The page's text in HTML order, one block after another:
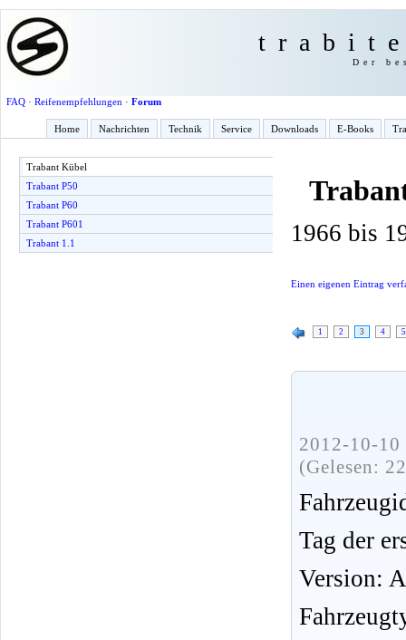
Der
FAQ· Reifenempfehlungen · Forum
Home Nachrichten Technik Service Downloads E-Books
Trabant Kübel
Trabant P50
Trabant P60
Trabant P601
Trabant 1.1
1966 bis
Einen eigenen Eintrag
1 2 3 4 5
2012-10-
(Gelesen:
Tag der
Version: